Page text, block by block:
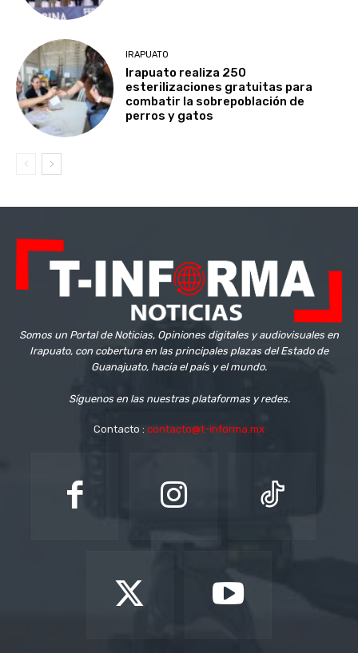
IRAPUATO
Irapuato realiza 250
esterilizaciones gratuitas para
combatir la sobrepoblación de
perros y gatos
Somos un Portal de Noticias, Opiniones digitales y audiovisuales en
Irapuato, con cobertura en las principales plazas del Estado de
Guanajuato, hacia el país y el mundo.
Síguenos en las nuestras plataformas y redes.
Contacto : contacto@t-informa.mx